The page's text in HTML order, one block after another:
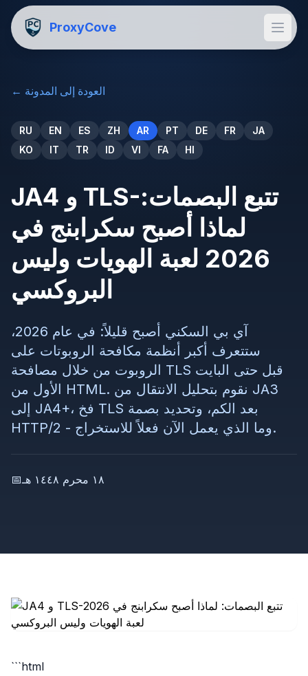
ProxyCove
← العودة إلى المدونة
RU EN ES ZH AR PT DE FR
JA
KO
IT TR ID VI FA HI
JA4 و TLS-تتبع البصمات:
لماذا أصبح سكرابنج في
2026 لعبة الهويات وليس
البروكسي
آي بي السكني أصبح قليلاً: في عام 2026،
ستتعرف أكبر أنظمة مكافحة الروبوتات على
الروبوت من خلال مصافحة TLS قبل حتى البايت
الأول من HTML. نقوم بتحليل الانتقال من JA3
إلى JA4+، فخ TLS بعد الكم، وتحديد بصمة
HTTP/2 - وما الذي يعمل الآن فعلاً للاستخراج.
📅 ١٨ محرم ١٤٤٨ هـ
```html